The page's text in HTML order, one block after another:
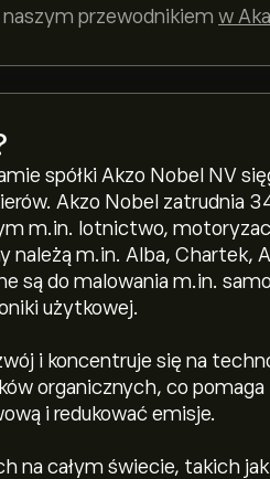
przewodnikiem w
spółki Akzo Nobel NV
Akzo Nobel zatrudnia
m.in. lotnictwo,
należą m.in. Alba, Chartek,
są do malowania m.in.
użytkowej.
i koncentruje się na
organicznych, co
i redukować emisje.
na całym świecie, takich